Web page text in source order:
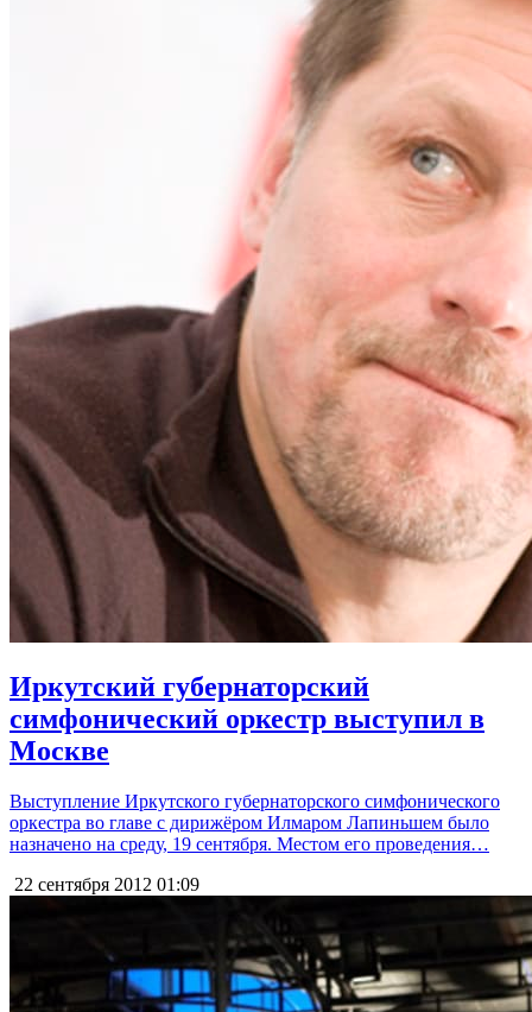
Иркутский губернаторский
симфонический оркестр выступил в
Москве
Выступление Иркутского губернаторского симфонического
оркестра во главе с дирижёром Илмаром Лапиньшем было
назначено на среду, 19 сентября. Местом его проведения…
22 сентября 2012 01:09